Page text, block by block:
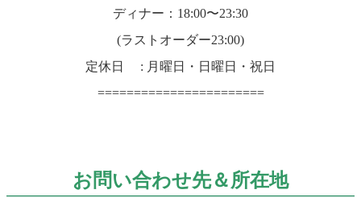
ディナー：18:00〜23:30
(ラストオーダー23:00)
定休日 : 月曜日・日曜日・祝日
=======================
お問い合わせ先＆所在地